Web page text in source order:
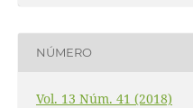
NÚMERO
Vol. 13 Núm. 41 (2018)